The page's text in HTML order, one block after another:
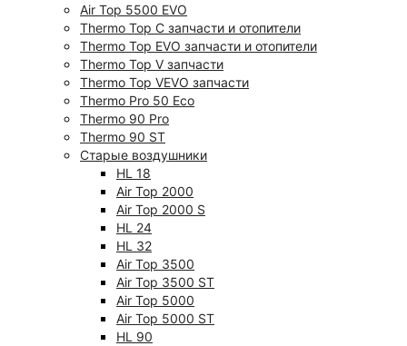
Air Top 5500 EVO
Thermo Top C запчасти и отопители
Thermo Top EVO запчасти и отопители
Thermo Top V запчасти
Thermo Top VEVO запчасти
Thermo Pro 50 Eco
Thermo 90 Pro
Thermo 90 ST
Старые воздушники
HL 18
Air Top 2000
Air Top 2000 S
HL 24
HL 32
Air Top 3500
Air Top 3500 ST
Air Top 5000
Air Top 5000 ST
HL 90